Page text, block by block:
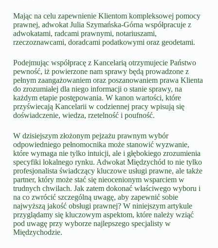
Mając na celu zapewnienie Klientom kompleksowej pomocy
prawnej, adwokat Julia Szymańska-Górna współpracuje z
adwokatami, radcami prawnymi, notariuszami,
rzeczoznawcami, doradcami podatkowymi oraz geodetami.
Podejmując współpracę z Kancelarią otrzymujecie Państwo
pewność, iż powierzone nam sprawy będą prowadzone z
pełnym zaangażowaniem oraz poszanowaniem prawa Klienta
do zrozumiałej dla niego informacji o stanie sprawy, na
każdym etapie postępowania. W kanon wartości, które
przyświecają Kancelarii w codziennej pracy wpisują się
doświadczenie, wiedza, rzetelność i poufność.
W dzisiejszym złożonym pejzażu prawnym wybór
odpowiedniego pełnomocnika może stanowić wyzwanie,
które wymaga nie tylko intuicji, ale i głębokiego zrozumienia
specyfiki lokalnego rynku. Adwokat Międzychód to nie tylko
profesjonalista świadczący kluczowe usługi prawne, ale także
partner, który może stać się nieocenionym wsparciem w
trudnych chwilach. Jak zatem dokonać właściwego wyboru i
na co zwrócić szczególną uwagę, aby zapewnić sobie
najwyższą jakość obsługi prawnej? W niniejszym artykule
przyglądamy się kluczowym aspektom, które należy wziąć
pod uwagę przy wyborze najlepszego specjalisty w
Międzychodzie.